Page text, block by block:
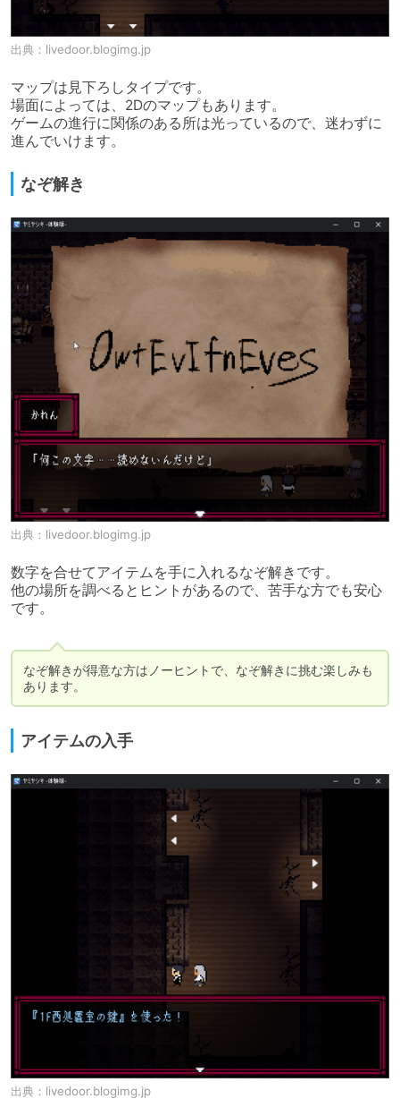
出典： livedoor.blogimg.jp
マップは見下ろしタイプです。
場面によっては、2Dのマップもあります。
ゲームの進行に関係のある所は光っているので、迷わずに
進んでいけます。
なぞ解き
出典： livedoor.blogimg.jp
数字を合せてアイテムを手に入れるなぞ解きです。
他の場所を調べるとヒントがあるので、苦手な方でも安心
です。
なぞ解きが得意な方はノーヒントで、なぞ解きに挑む楽しみも
あります。
アイテムの入手
出典： livedoor.blogimg.jp